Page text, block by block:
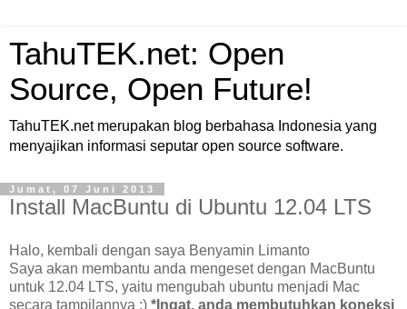
TahuTEK.net: Open
Source, Open Future!
TahuTEK.net merupakan blog berbahasa Indonesia yang
menyajikan informasi seputar open source software.
Jumat, 07 Juni 2013
Install MacBuntu di Ubuntu 12.04 LTS
Halo, kembali dengan saya Benyamin Limanto
Saya akan membantu anda mengeset dengan MacBuntu
untuk 12.04 LTS, yaitu mengubah ubuntu menjadi Mac
secara tampilannya :) *Ingat, anda membutuhkan koneksi